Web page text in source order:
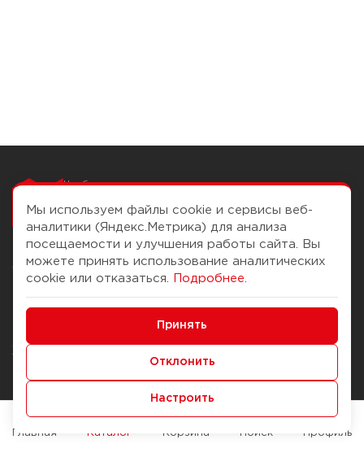
Чтобы вам легко
О компании
История Компании
Журнал
Наши марки
Брендирование
Помощь
Доставка и оплата
Способы оплаты
Служба контроля качества
Мы используем файлы cookie и сервисы веб-
аналитики (Яндекс.Метрика) для анализа
посещаемости и улучшения работы сайта. Вы
можете принять использование аналитических
cookie или отказаться.
Подробнее
Принять
Отклонить
Настроить
Главная Каталог Корзина Поиск Профиль